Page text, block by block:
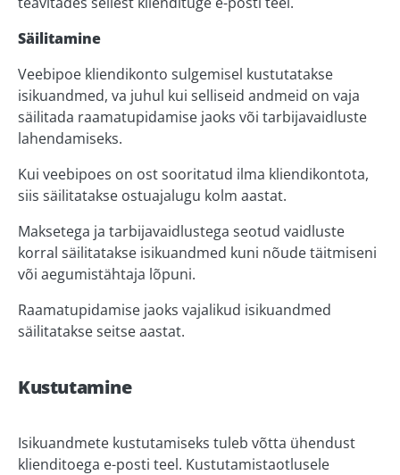
Säilitamine
Veebipoe kliendikonto sulgemisel kustutatakse
isikuandmed, va juhul kui selliseid andmeid on vaja
säilitada raamatupidamise jaoks või tarbijavaidluste
lahendamiseks.
Kui veebipoes on ost sooritatud ilma kliendikontota,
siis säilitatakse ostuajalugu kolm aastat.
Maksetega ja tarbijavaidlustega seotud vaidluste
korral säilitatakse isikuandmed kuni nõude täitmiseni
või aegumistähtaja lõpuni.
Raamatupidamise jaoks vajalikud isikuandmed
säilitatakse seitse aastat.
Kustutamine
Isikuandmete kustutamiseks tuleb võtta ühendust
klienditoega e-posti teel. Kustutamistaotlusele